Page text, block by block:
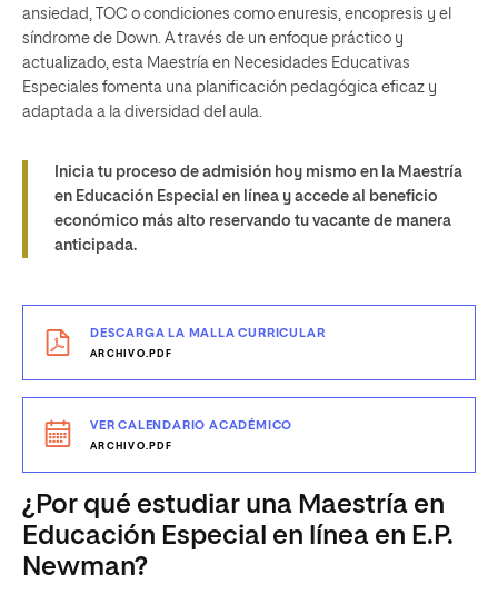
ansiedad, TOC o condiciones como enuresis, encopresis y el
síndrome de Down. A través de un enfoque práctico y
actualizado, esta Maestría en Necesidades Educativas
Especiales fomenta una planificación pedagógica eficaz y
adaptada a la diversidad del aula.
Inicia tu proceso de admisión hoy mismo en la Maestría
en Educación Especial en línea y accede al beneficio
económico más alto reservando tu vacante de manera
anticipada.
DESCARGA LA MALLA CURRICULAR
ARCHIVO.PDF
VER CALENDARIO ACADÉMICO
ARCHIVO.PDF
¿Por qué estudiar una Maestría en
Educación Especial en línea en E.P.
Newman?